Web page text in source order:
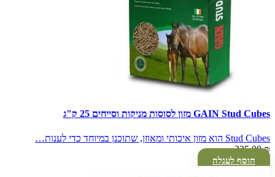
GAIN Stud Cubes מזון לסוסות מניקות וסייחים 25 ק"ג
Stud Cubes הוא מזון איכותי ומאוזן, שתוכנן במיוחד כדי לענות…
225.00₪
הוסף לעגלה